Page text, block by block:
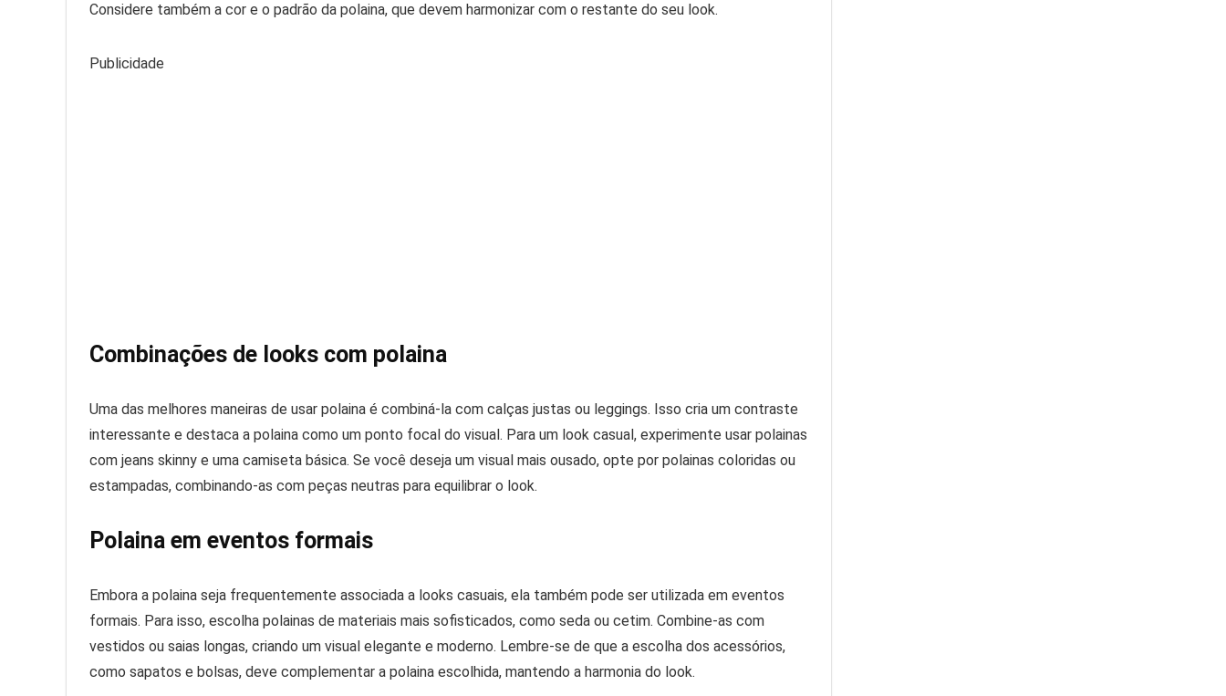
Considere também a cor e o padrão da polaina, que devem harmonizar com o restante do seu look.
Publicidade
Combinações de looks com polaina
Uma das melhores maneiras de usar polaina é combiná-la com calças justas ou leggings. Isso cria um contraste
interessante e destaca a polaina como um ponto focal do visual. Para um look casual, experimente usar polainas
com jeans skinny e uma camiseta básica. Se você deseja um visual mais ousado, opte por polainas coloridas ou
estampadas, combinando-as com peças neutras para equilibrar o look.
Polaina em eventos formais
Embora a polaina seja frequentemente associada a looks casuais, ela também pode ser utilizada em eventos
formais. Para isso, escolha polainas de materiais mais sofisticados, como seda ou cetim. Combine-as com
vestidos ou saias longas, criando um visual elegante e moderno. Lembre-se de que a escolha dos acessórios,
como sapatos e bolsas, deve complementar a polaina escolhida, mantendo a harmonia do look.